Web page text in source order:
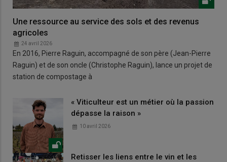
Une ressource au service des sols et des revenus
agricoles
24 avril 2026
En 2016, Pierre Raguin, accompagné de son père (Jean-Pierre
Raguin) et de son oncle (Christophe Raguin), lance un projet de
station de compostage à
« Viticulteur est un métier où la passion
dépasse la raison »
10 avril 2026
Retisser les liens entre le vin et les